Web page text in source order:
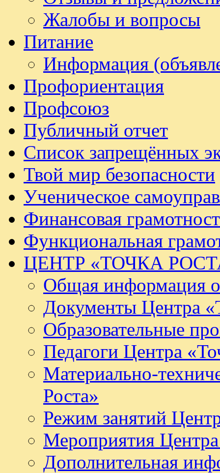
Жалобы и вопросы
Питание
Информация
Профориентация
Профсоюз
Публичный отчет
Список запрещённых
Твой мир безопасности
Ученическое
Финансовая
Функциональная
ЦЕНТР «ТОЧКА
Общая информация о
Документы Центра
Образовательные
Педагоги Центра
Материально-
Роста»
Режим занятий
Мероприятия
Дополнительная